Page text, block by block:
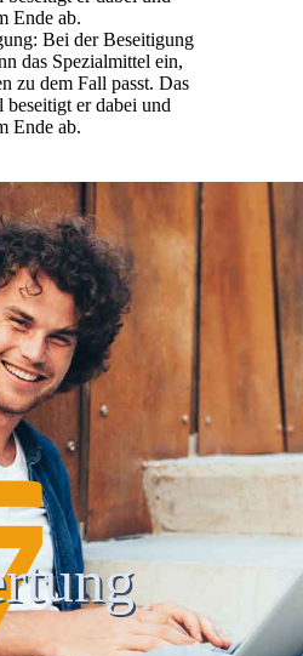
Ende ab.
Bei der Beseitigung
das Spezialmittel ein,
zu dem Fall passt. Das
er dabei und
Ende ab.